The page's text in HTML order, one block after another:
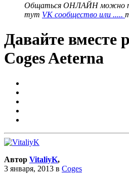
Общаться ОНЛАЙН можно
тут VK сообщество или .....
Давайте вместе
Coges Aeterna
Автор VitaliyK,
3 января, 2013 в Coges